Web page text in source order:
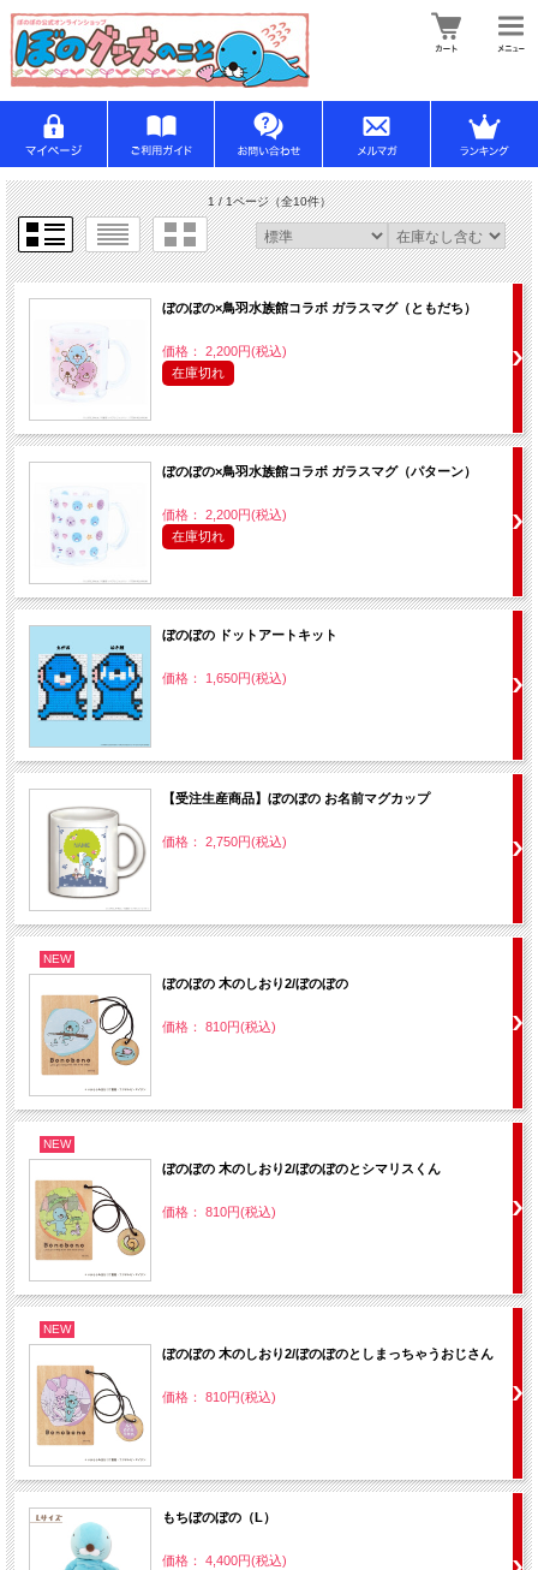
1 / 1ページ（全10件）
ぼのぼの×鳥羽水族館コラボ ガラスマグ（ともだち）
価格： 2,200円(税込)
在庫切れ
ぼのぼの×鳥羽水族館コラボ ガラスマグ（パターン）
価格： 2,200円(税込)
在庫切れ
ぼのぼの ドットアートキット
価格： 1,650円(税込)
【受注生産商品】ぼのぼの お名前マグカップ
価格： 2,750円(税込)
NEW
ぼのぼの 木のしおり2/ぼのぼの
価格： 810円(税込)
NEW
ぼのぼの 木のしおり2/ぼのぼのとシマリスくん
価格： 810円(税込)
NEW
ぼのぼの 木のしおり2/ぼのぼのとしまっちゃうおじさん
価格： 810円(税込)
もちぼのぼの（L）
価格： 4,400円(税込)